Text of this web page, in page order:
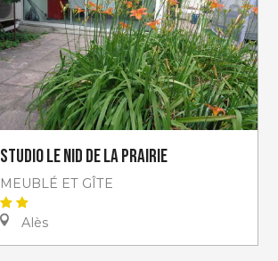
Studio Le Nid de la Prairie
MEUBLÉ ET GÎTE
Alès